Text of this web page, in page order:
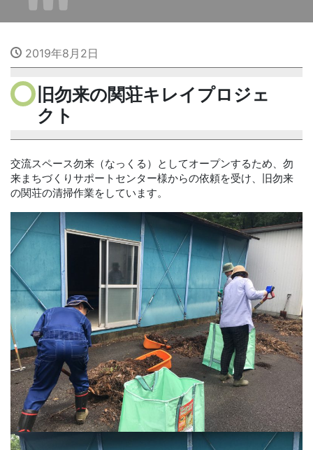
2019年8月2日
旧勿来の関荘キレイプロジェ
クト
交流スペース勿来（なっくる）としてオープンするため、勿
来まちづくりサポートセンター様からの依頼を受け、旧勿来
の関荘の清掃作業をしています。